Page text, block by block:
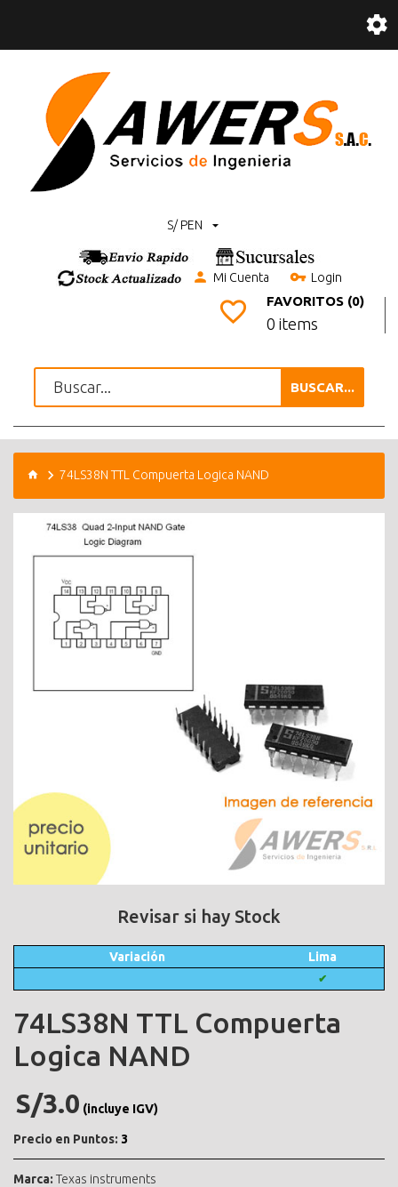
S/ PEN
Mi Cuenta Login
FAVORITOS (0)
0 items
BUSCAR...
74LS38N TTL Compuerta Logica NAND
Revisar si hay Stock
Variación Lima
✔
74LS38N TTL Compuerta
Logica NAND
S/3.0 (incluye IGV)
Precio en Puntos: 3
Marca: Texas instruments